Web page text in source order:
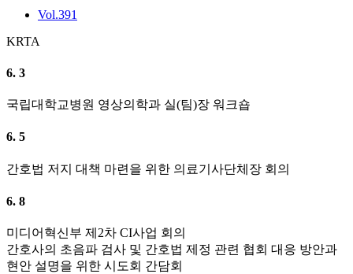
Vol.391
KRTA
6. 3
국립대학교병원 영상의학과 실(팀)장 워크숍
6. 5
간호법 저지 대책 마련을 위한 의료기사단체장 회의
6. 8
미디어혁신부 제2차 CI사업 회의
간호사의 초음파 검사 및 간호법 제정 관련 협회 대응 방안과
현안 설명을 위한 시도회 간담회